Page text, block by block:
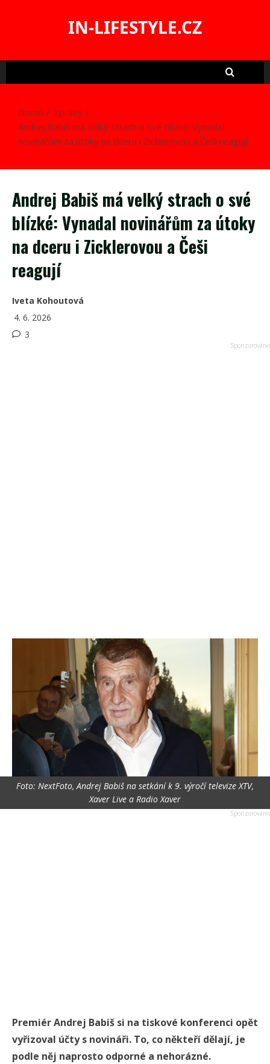
IN-LIFESTYLE.CZ
Domů
Zprávy
Andrej Babiš má velký strach o své blízké: Vynadal
novinářům za útoky na dceru i Zicklerovou a Češi reagují
Andrej Babiš má velký strach o své
blízké: Vynadal novinářům za útoky
na dceru i Zicklerovou a Češi
reagují
Iveta Kohoutová
4. 6. 2026
3
Foto: NextFoto, Andrej Babiš na setkání k 9. výročí televize XTV,
Xaver Live a Radio Xaver
Premiér Andrej Babiš si na tiskové konferenci opět
vyřizoval účty s novináři. To, co někteří dělají, je
podle něj naprosto odporné a nehorázné.